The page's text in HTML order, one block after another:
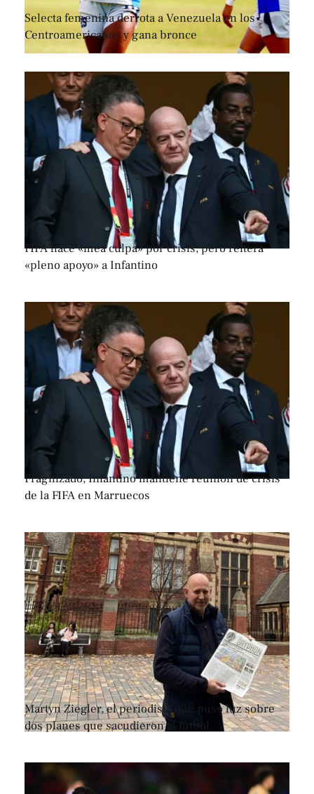
Selecta femenina derrota a Venezuela en los
Centroamericanos y gana bronce
FIFA hace «mea culpa» por crisis, pero reitera
«pleno apoyo» a Infantino
Fragilizado, Infantino mantiene reunión de crisis
de la FIFA en Marruecos
Martyn Ziegler, el periodista que puso luz sobre
dos planes que sacudieron al fútbol